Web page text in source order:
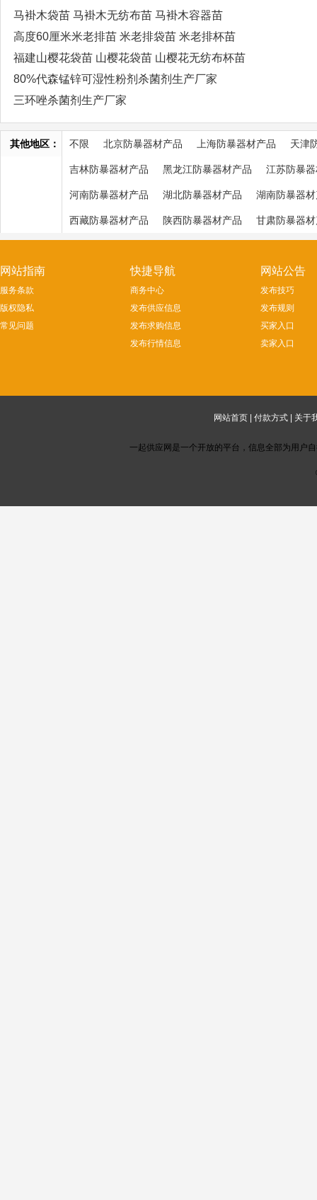
马褂木袋苗 马褂木无纺布苗 马褂木容器苗
高度60厘米米老排苗 米老排袋苗 米老排杯苗
福建山樱花袋苗 山樱花袋苗 山樱花无纺布杯苗
80%代森锰锌可湿性粉剂杀菌剂生产厂家
三环唑杀菌剂生产厂家
其他地区： 不限 北京防暴器材产品 上海防暴器材产品 天津
吉林防暴器材产品 黑龙江防暴器材产品 江苏防暴
河南防暴器材产品 湖北防暴器材产品 湖南防暴器
西藏防暴器材产品 陕西防暴器材产品 甘肃防暴器
网站指南
服务条款
版权隐私
常见问题
快捷导航
商务中心
发布供应信息
发布求购信息
发布行情信息
网站公告
发布技巧
发布规则
买家入口
卖家入口
网站首页 付款方式 关于
一起供应网是一个开放的平台，信息全部为用户